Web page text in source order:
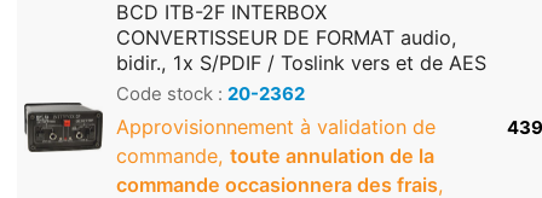
BCD ITB-2F INTERBOX
CONVERTISSEUR DE FORMAT audio,
bidir., 1x S/PDIF / Toslink vers et de AES
Code stock : 20-2362
Approvisionnement à validation de
commande, toute annulation de la
commande occasionnera des frais,